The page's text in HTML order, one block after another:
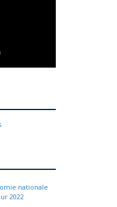
nationale
2022